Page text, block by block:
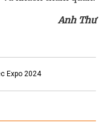
Anh Thư
Expo 2024